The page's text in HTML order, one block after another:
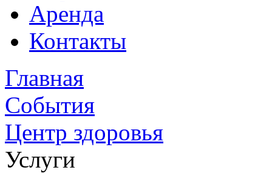
Аренда
Контакты
Главная
События
Центр здоровья
Услуги